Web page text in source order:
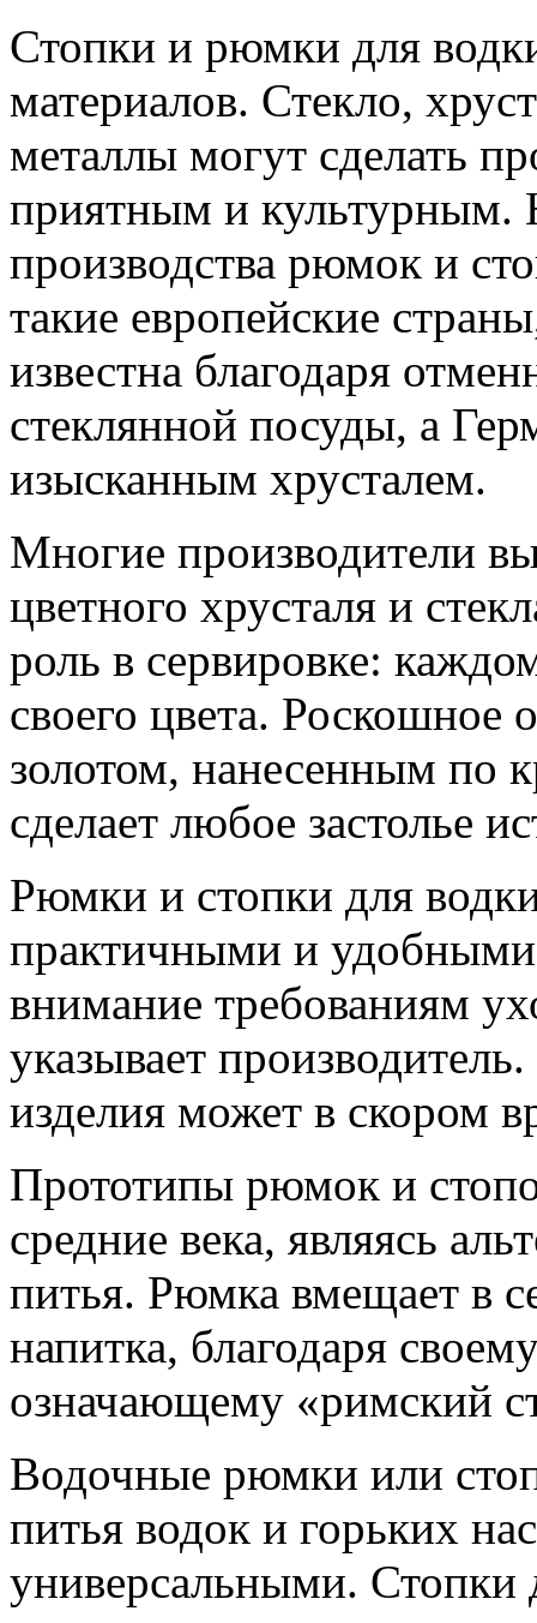
Стопки и рюмки для
материалов. Стекло,
металлы могут сделать
приятным и культурным.
производства рюмок и
такие европейские
известна благодаря
стеклянной посуды, а
изысканным хрусталем.
Многие производители
цветного хрусталя и
роль в сервировке:
своего цвета. Роскошное
золотом, нанесенным по
сделает любое застолье
Рюмки и стопки для
практичными и
внимание требованиям
указывает
изделия может в скором
Прототипы рюмок и
средние века, являясь
питья. Рюмка вмещает в
напитка, благодаря
означающему «римский
Водочные рюмки или
питья водок и горьких
универсальными. Стопки